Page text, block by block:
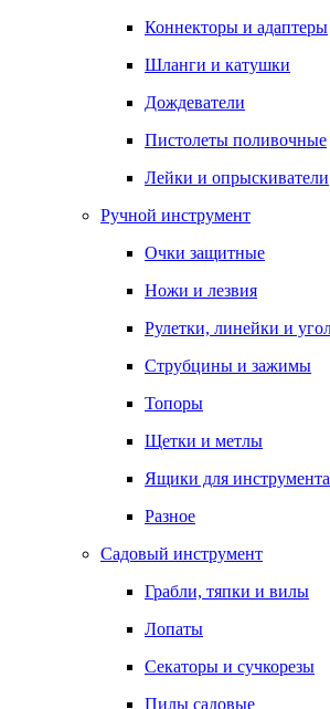
Коннекторы и адаптеры
Шланги и катушки
Дождеватели
Пистолеты поливочные
Лейки и опрыскиватели
Ручной инструмент
Очки защитные
Ножи и лезвия
Рулетки, линейки и
Струбцины и зажимы
Топоры
Щетки и метлы
Ящики для инструмента
Разное
Садовый инструмент
Грабли, тяпки и вилы
Лопаты
Секаторы и сучкорезы
Пилы садовые